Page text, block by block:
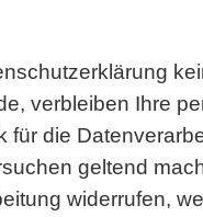
verbleiben Ihre
für die
geltend
widerrufen,